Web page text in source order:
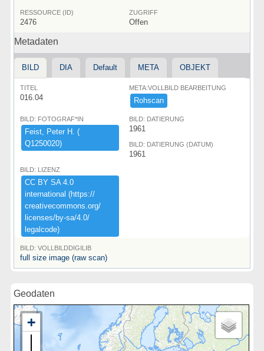
RESSOURCE (ID)
2476
ZUGRIFF
Offen
Metadaten
BILD DIA Default META OBJEKT
TITEL
016.04
META:VOLLBILD BEARBEITUNG
Rohscan
BILD: FOTOGRAF*IN
Feist,​ ​Peter ​H.​ ​(​
Q1250020)​
BILD: DATIERUNG
1961
BILD: DATIERUNG (DATUM)
1961
BILD: LIZENZ
CC ​BY ​SA ​4.​0 ​
international ​(​https:​/​/​
creativecommons.​org/​
licenses/​by-​sa/​4.​0/​
legalcode)​
BILD: VOLLBILDDIGILIB
full size image (raw scan)
Geodaten